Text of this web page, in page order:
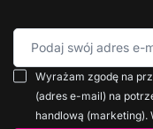
Podaj swój adres e-
Wyrażam zgodę na
(adres e-mail) na
handlową (marketing).